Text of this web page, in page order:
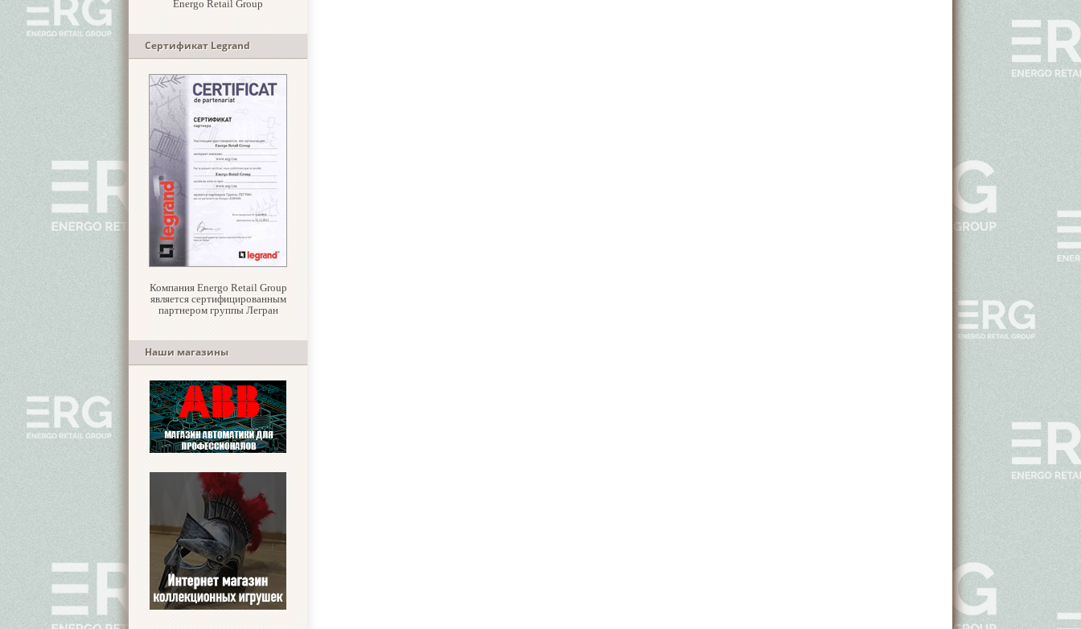
Energo Retail Group
Сертификат Legrand
Компания Energo Retail Group
является сертифицированным
партнером группы Легран
Наши магазины